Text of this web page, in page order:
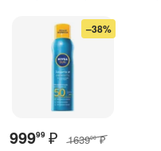
–38%
99999 ₽ 163900 ₽